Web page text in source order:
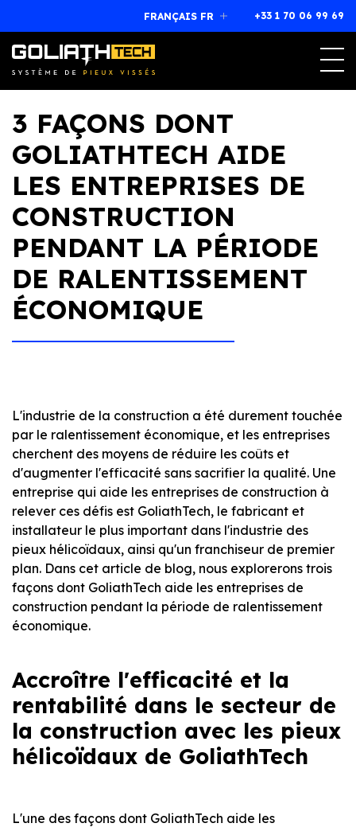
FRANÇAIS FR +33 1 70 06 99 69
Magog, Québec (Canada)J1X 7L1
+33 1 70 06 99 69
franchise@goliathtechcorp.com
3 FAÇONS DONT
GOLIATHTECH AIDE
LES ENTREPRISES DE
CONSTRUCTION
PENDANT LA PÉRIODE
DE RALENTISSEMENT
ÉCONOMIQUE
L'industrie de la construction a été durement touchée
par le ralentissement économique, et les entreprises
cherchent des moyens de réduire les coûts et
d'augmenter l'efficacité sans sacrifier la qualité. Une
entreprise qui aide les entreprises de construction à
relever ces défis est GoliathTech, le fabricant et
installateur le plus important dans l'industrie des
pieux hélicoïdaux, ainsi qu'un franchiseur de premier
plan. Dans cet article de blog, nous explorerons trois
façons dont GoliathTech aide les entreprises de
construction pendant la période de ralentissement
économique.
Accroître l'efficacité et la
rentabilité dans le secteur de
la construction avec les pieux
hélicoïdaux de GoliathTech
L'une des façons dont GoliathTech aide les